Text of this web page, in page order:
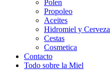
Polen
Propoleo
Aceites
Hidromiel y Cerveza
Cestas
Cosmetica
Contacto
Todo sobre la Miel